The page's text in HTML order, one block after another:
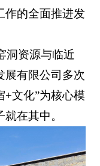
作的全面推进发
洞资源与临近
展有限公司多次
+文化”为核心模
在其中。